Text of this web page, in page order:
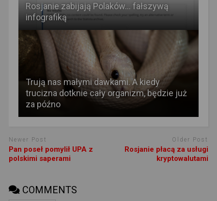
Rosjanie zabijają Polaków… fałszywą
infografiką
Trują nas małymi dawkami. A kiedy
trucizna dotknie cały organizm, będzie już
za późno
Newer Post
Pan poseł pomylił UPA z
polskimi saperami
Older Post
Rosjanie płacą za usługi
kryptowalutami
COMMENTS